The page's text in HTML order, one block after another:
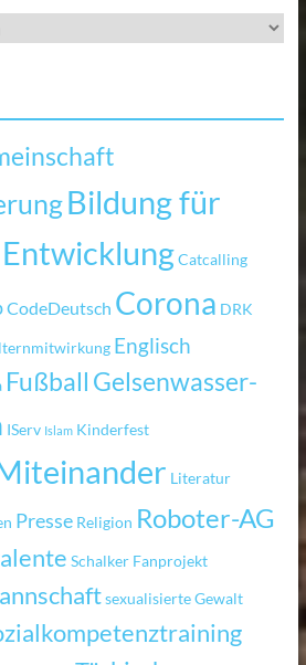
Bildung für
Catcalling
CodeDeutsch Corona DRK
Englisch
Fußball Gelsenwasser-
IServ Islam Kinderfest
Literatur
Presse Religion Roboter-AG
Schalker Fanprojekt
sexualisierte Gewalt